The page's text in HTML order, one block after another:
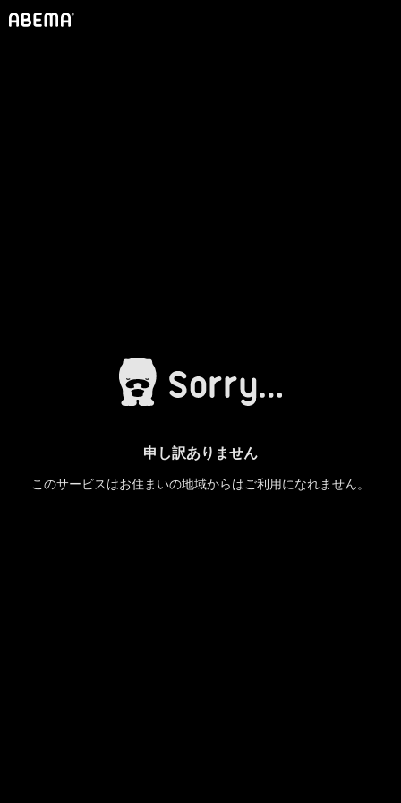
申し訳ありません
このサービスはお住まいの地域からはご利用になれません。